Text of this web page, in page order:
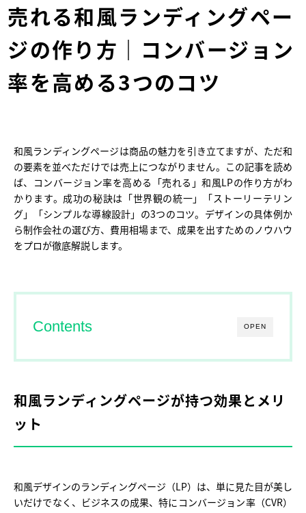
売れる和風ランディングペー
ジの作り方｜コンバージョン
率を高める3つのコツ
和風ランディングページは商品の魅力を引き立てますが、ただ和
の要素を並べただけでは売上につながりません。この記事を読め
ば、コンバージョン率を高める「売れる」和風LPの作り方がわ
かります。成功の秘訣は「世界観の統一」「ストーリーテリン
グ」「シンプルな導線設計」の3つのコツ。デザインの具体例か
ら制作会社の選び方、費用相場まで、成果を出すためのノウハウ
をプロが徹底解説します。
OPEN
Contents
和風ランディングページが持つ効果とメリ
ット
和風デザインのランディングページ（LP）は、単に見た目が美し
いだけでなく、ビジネスの成果、特にコンバージョン率（CVR）